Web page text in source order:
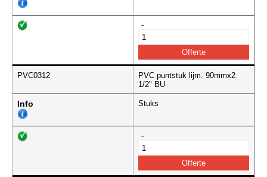
-
PVC0312
PVC puntstuk lijm. 90mmx2
1/2" BU
Info Stuks
-